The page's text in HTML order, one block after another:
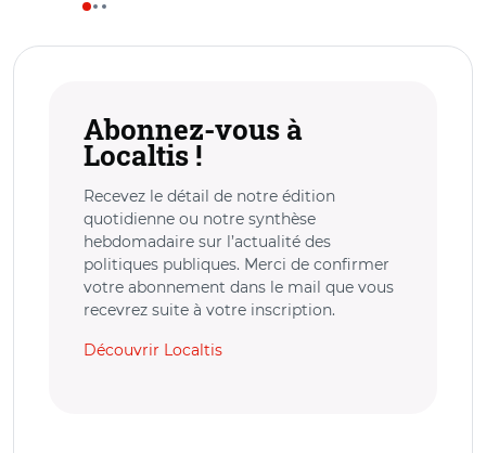
Abonnez-vous à
Localtis !
Recevez le détail de notre édition
quotidienne ou notre synthèse
hebdomadaire sur l’actualité des
politiques publiques. Merci de confirmer
votre abonnement dans le mail que vous
recevrez suite à votre inscription.
Découvrir Localtis